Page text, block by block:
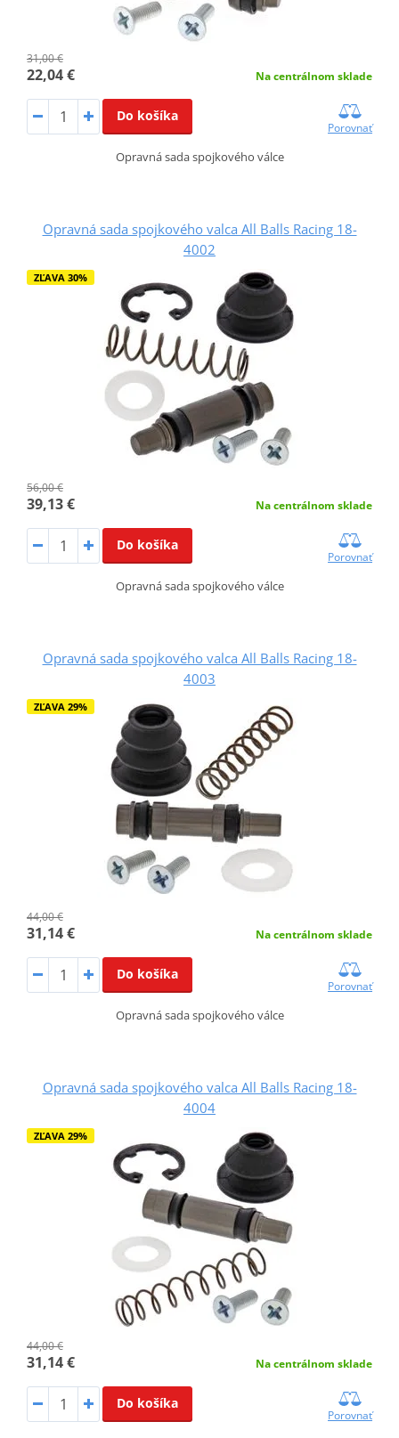
31,00 €
22,04 € Na centrálnom sklade
Do košíka
Porovnať
Opravná sada spojkového válce
Opravná sada spojkového valca All Balls Racing 18-
4002
ZĽAVA 30%
56,00 €
39,13 € Na centrálnom sklade
Do košíka
Porovnať
Opravná sada spojkového válce
Opravná sada spojkového valca All Balls Racing 18-
4003
ZĽAVA 29%
44,00 €
31,14 € Na centrálnom sklade
Do košíka
Porovnať
Opravná sada spojkového válce
Opravná sada spojkového valca All Balls Racing 18-
4004
ZĽAVA 29%
44,00 €
31,14 € Na centrálnom sklade
Do košíka
Porovnať